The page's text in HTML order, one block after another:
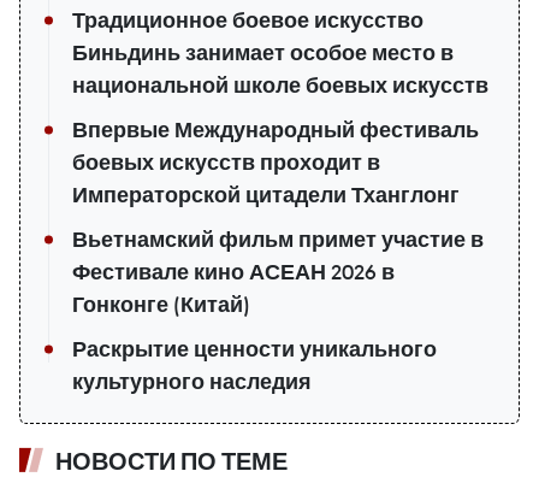
Традиционное боевое искусство
Биньдинь занимает особое место в
национальной школе боевых искусств
Впервые Международный фестиваль
боевых искусств проходит в
Императорской цитадели Тханглонг
Вьетнамский фильм примет участие в
Фестивале кино АСЕАН 2026 в
Гонконге (Китай)
Раскрытие ценности уникального
культурного наследия
НОВОСТИ ПО ТЕМЕ